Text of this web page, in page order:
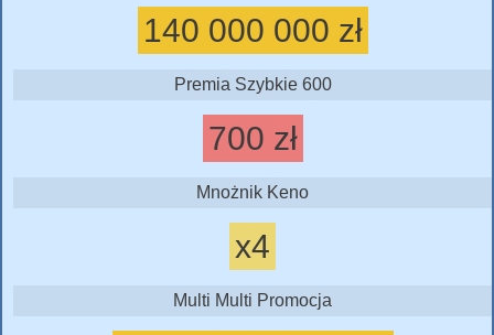
140 000 000 zł
Premia Szybkie 600
700 zł
Mnożnik Keno
x4
Multi Multi Promocja